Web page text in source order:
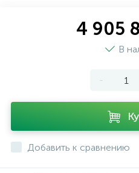
4 905
В
-
Добавить к сравнению